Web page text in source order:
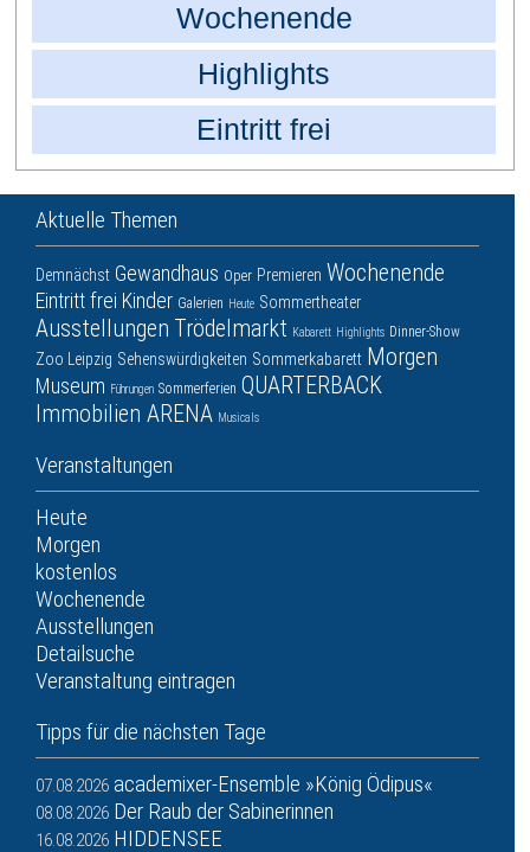
Wochenende
Highlights
Eintritt frei
Aktuelle Themen
Demnächst Gewandhaus Oper Premieren Wochenende
Eintritt frei Kinder Galerien Heute Sommertheater
Ausstellungen Trödelmarkt Kabarett Highlights Dinner-Show
Zoo Leipzig Sehenswürdigkeiten Sommerkabarett Morgen
Museum Führungen Sommerferien QUARTERBACK
Immobilien ARENA Musicals
Veranstaltungen
Heute
Morgen
kostenlos
Wochenende
Ausstellungen
Detailsuche
Veranstaltung eintragen
Tipps für die nächsten Tage
07.08.2026 academixer-Ensemble »König Ödipus«
08.08.2026 Der Raub der Sabinerinnen
16.08.2026 HIDDENSEE